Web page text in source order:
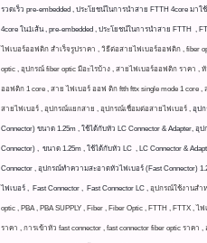
รวดเร็ว pre-embedded , ประโยชน์ในการนำสาย FTTH 4core มา
4core ใน1เส้น , pre-embedded , ประโยชน์ในการนำสาย FTTH ,
ไฟเบอร์ออฟติก สำเร็จรูปราคา , วิธีต่อสายไฟเบอร์ออฟติก , fiber
optic , อุปกรณ์ fiber optic มีอะไรบ้าง , สายไฟเบอร์ออฟติก ราคา ,
ออฟติก 1 core , สาย ไฟเบอร์ ออฟ ติก ftth fttx single mode 1
สายไฟเบอร์ , อุปกรณ์แยกสาย , อุปกรณ์เชื่อมต่อสายไฟเบอร์ , อุปก
Connector) ขนาด 1.25m , ใช้ได้กับหัว LC Connector & Adapter,
Connector) , ขนาด 1.25m , ใช้ได้กับหัว LC , LC Connector &
Connector , อุปกรณ์ทำความสะอาดหัวไฟเบอร์ (Fast Connector)
ไฟเบอร์ , Fast Connector , Fast Connector LC , อุปกรณ์ใช้งานสำ
optic , PBA , PBA SUPPLY , Fiber , Fiber Optic , FTTH , FTTX
ราคา , การเข้าหัว fast connector , fast connector fiber optic